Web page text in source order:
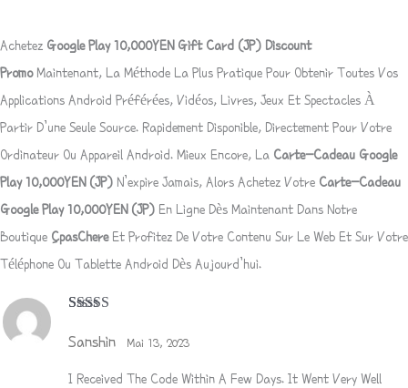
Achetez Google Play 10,000YEN Gift Card (JP) Discount
PromoMaintenant, La Méthode La Plus Pratique Pour Obtenir Toutes Vos
Applications Android Préférées, Vidéos, Livres, Jeux Et Spectacles À
Partir D’une Seule Source. Rapidement Disponible, Directement Pour Votre
Ordinateur Ou Appareil Android. Mieux Encore, La Carte-Cadeau Google
Play 10,000YEN (JP) N’expire Jamais, Alors Achetez Votre Carte-Cadeau
Google Play 10,000YEN (JP) En Ligne Dès Maintenant Dans Notre
Boutique ِCpasChere Et Profitez De Votre Contenu Sur Le Web Et Sur Votre
Téléphone Ou Tablette Android Dès Aujourd’hui.
Sanshin Mai 13, 2023
I Received The Code Within A Few Days. It Went Very Well